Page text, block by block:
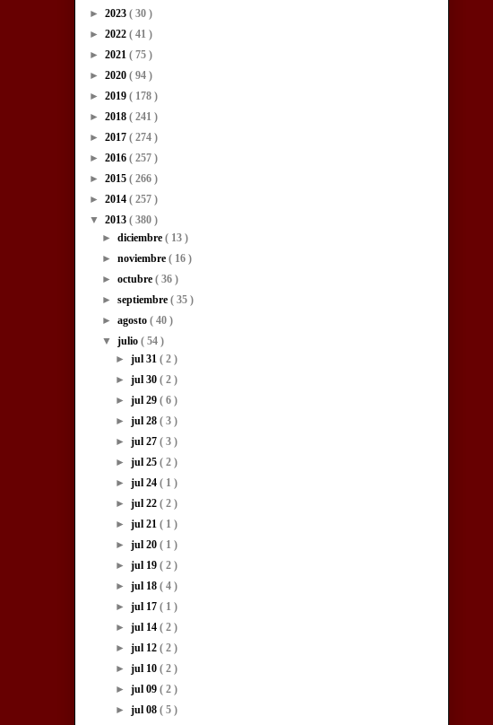
► 2023 ( 30 )
► 2022 ( 41 )
► 2021 ( 75 )
► 2020 ( 94 )
► 2019 ( 178 )
► 2018 ( 241 )
► 2017 ( 274 )
► 2016 ( 257 )
► 2015 ( 266 )
► 2014 ( 257 )
▼ 2013 ( 380 )
►diciembre( 13 )
►noviembre( 16 )
►octubre( 36 )
►septiembre( 35 )
►agosto( 40 )
▼julio( 54 )
► jul 31 ( 2 )
► jul 30 ( 2 )
► jul 29 ( 6 )
► jul 28 ( 3 )
► jul 27 ( 3 )
► jul 25 ( 2 )
► jul 24 ( 1 )
► jul 22 ( 2 )
► jul 21 ( 1 )
► jul 20 ( 1 )
► jul 19 ( 2 )
► jul 18 ( 4 )
► jul 17 ( 1 )
► jul 14 ( 2 )
► jul 12 ( 2 )
► jul 10 ( 2 )
► jul 09 ( 2 )
► jul 08 ( 5 )